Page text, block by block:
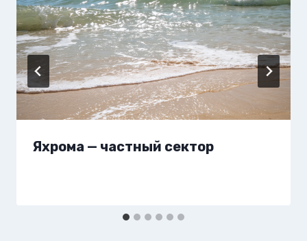
Яхрома — частный сектор